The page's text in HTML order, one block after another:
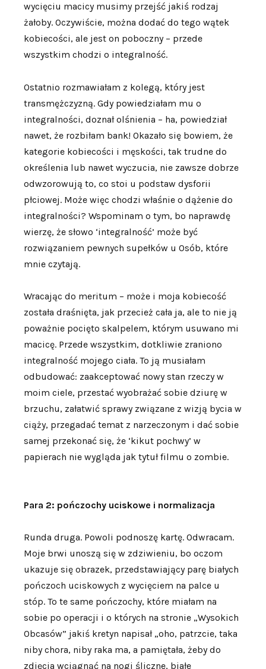
wycięciu macicy musimy przejść jakiś rodzaj
żałoby. Oczywiście, można dodać do tego wątek
kobiecości, ale jest on poboczny – przede
wszystkim chodzi o integralność.
Ostatnio rozmawiałam z kolegą, który jest
transmężczyzną. Gdy powiedziałam mu o
integralności, doznał olśnienia – ha, powiedział
nawet, że rozbiłam bank! Okazało się bowiem, że
kategorie kobiecości i męskości, tak trudne do
określenia lub nawet wyczucia, nie zawsze dobrze
odwzorowują to, co stoi u podstaw dysforii
płciowej. Może więc chodzi właśnie o dążenie do
integralności? Wspominam o tym, bo naprawdę
wierzę, że słowo ‘integralność’ może być
rozwiązaniem pewnych supełków u Osób, które
mnie czytają.
Wracając do meritum – może i moja kobiecość
została draśnięta, jak przecież cała ja, ale to nie ją
poważnie pocięto skalpelem, którym usuwano mi
macicę. Przede wszystkim, dotkliwie zraniono
integralność mojego ciała. To ją musiałam
odbudować: zaakceptować nowy stan rzeczy w
moim ciele, przestać wyobrażać sobie dziurę w
brzuchu, załatwić sprawy związane z wizją bycia w
ciąży, przegadać temat z narzeczonym i dać sobie
samej przekonać się, że ‘kikut pochwy’ w
papierach nie wygląda jak tytuł filmu o zombie.
Para 2: pończochy uciskowe i normalizacja
Runda druga. Powoli podnoszę kartę. Odwracam.
Moje brwi unoszą się w zdziwieniu, bo oczom
ukazuje się obrazek, przedstawiający parę białych
pończoch uciskowych z wycięciem na palce u
stóp. To te same pończochy, które miałam na
sobie po operacji i o których na stronie „Wysokich
Obcasów” jakiś kretyn napisał „oho, patrzcie, taka
niby chora, niby raka ma, a pamiętała, żeby do
zdjęcia wciągnąć na nogi śliczne, białe